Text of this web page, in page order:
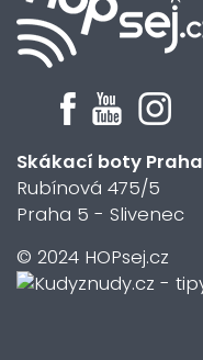
Skákací boty Praha
Rubínová 475/5
Praha 5 - Slivenec
© 2024 HOPsej.cz